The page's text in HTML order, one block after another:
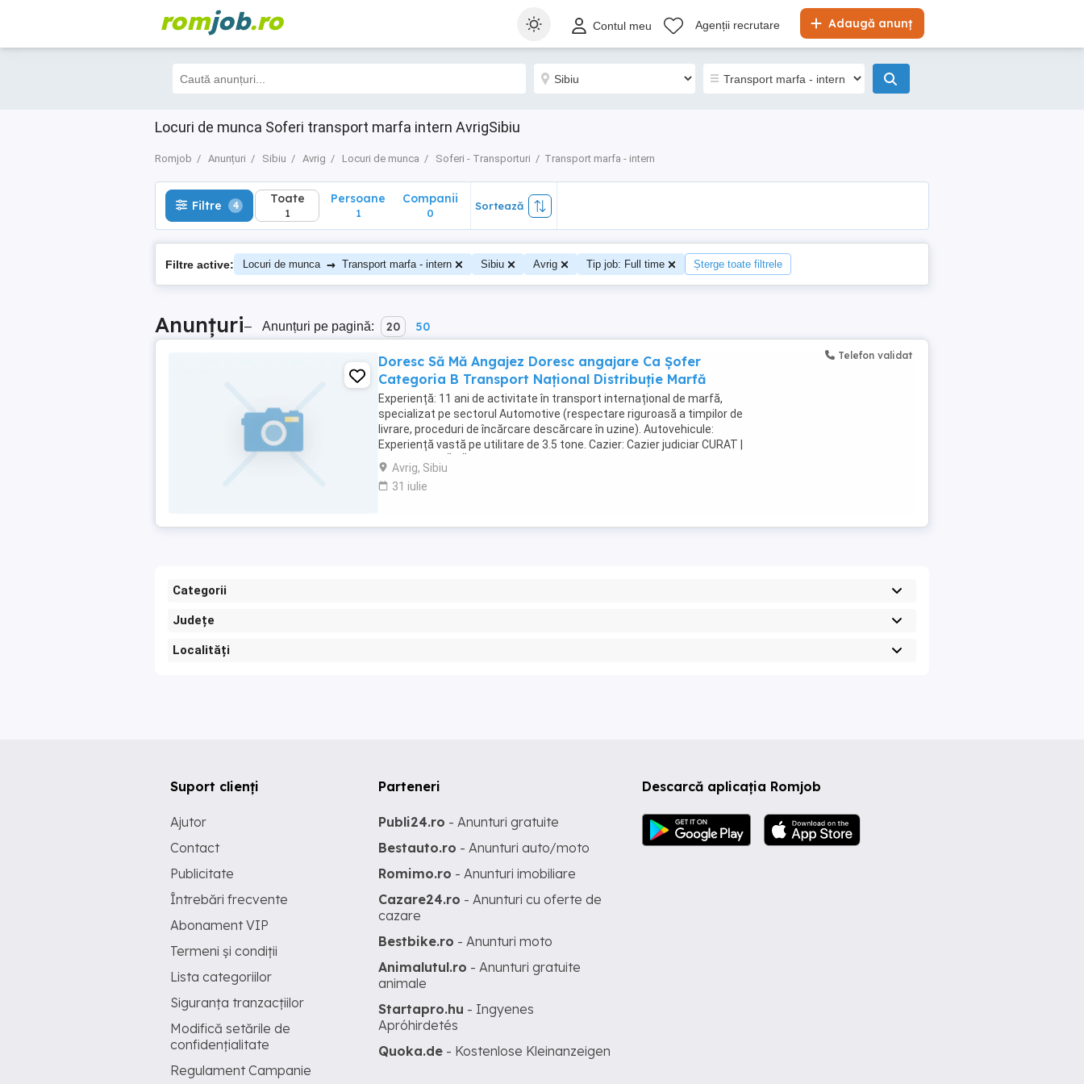
romjob.ro Adaugă anunț
Contul meu Agenții recrutare
Locuri de munca Soferi transport marfa intern AvrigSibiu
Romjob Anunțuri Sibiu Avrig Locuri de munca Soferi - Transporturi Transport marfa - intern
Filtre 4 Toate
1
Filtre 4 Toate
1
Persoane
1
Companii
0
Sortează
Filtre active: Locuri de munca → Transport marfa - intern Sibiu Avrig Tip job: Full time Șterge toate filtrele
Anunțuri– Anunțuri pe pagină: 20 50
Doresc Să Mă Angajez Doresc angajare Ca Șofer
Categoria B Transport Național Distribuție Marfă
Experiență: 11 ani de activitate în transport internațional de marfă,
specializat pe sectorul Automotive (respectare riguroasă a timpilor de
livrare, proceduri de încărcare descărcare în uzine). Autovehicule:
Experiență vastă pe utilitare de 3.5 tone. Cazier: Cazier judiciar CURAT |
Cazier auto FĂRĂ ...
Avrig, Sibiu
31 iulie
Telefon validat
Categorii
Județe
Localități
Descarcă aplicația Romjob
Suport clienți
Ajutor
Contact
Publicitate
Întrebări frecvente
Abonament VIP
Termeni și condiții
Lista categoriilor
Siguranța tranzacțiilor
Modifică setările de
confidențialitate
Regulament Campanie
Parteneri
Publi24.ro - Anunturi gratuite
Bestauto.ro - Anunturi auto/moto
Romimo.ro - Anunturi imobiliare
Cazare24.ro - Anunturi cu oferte de
cazare
Bestbike.ro - Anunturi moto
Animalutul.ro - Anunturi gratuite
animale
Startapro.hu - Ingyenes
Apróhirdetés
Quoka.de - Kostenlose Kleinanzeigen